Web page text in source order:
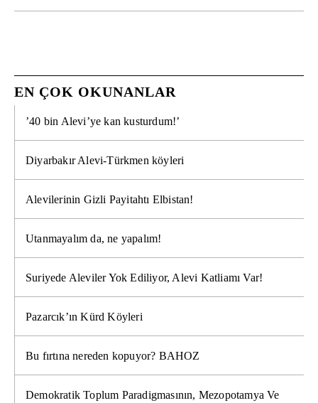
EN ÇOK OKUNANLAR
’40 bin Alevi’ye kan kusturdum!’
Diyarbakır Alevi-Türkmen köyleri
Alevilerinin Gizli Payitahtı Elbistan!
Utanmayalım da, ne yapalım!
Suriyede Aleviler Yok Ediliyor, Alevi Katliamı Var!
Pazarcık’ın Kürd Köyleri
Bu fırtına nereden kopuyor? BAHOZ
Demokratik Toplum Paradigmasının, Mezopotamya Ve